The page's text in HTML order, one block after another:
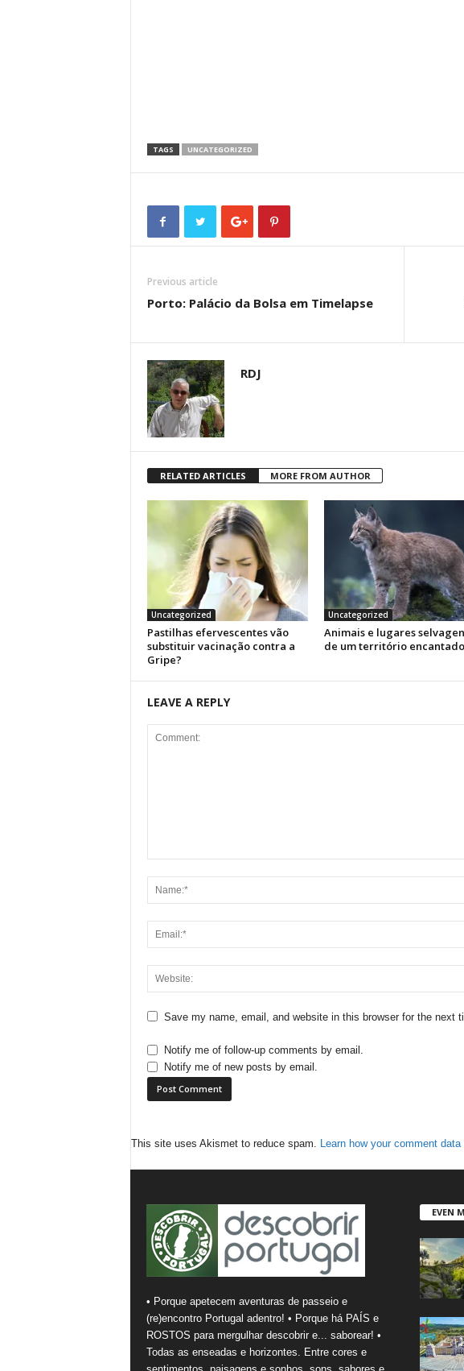
TAGS UNCATEGORIZED
Previous article
Porto: Palácio da Bolsa em Timelapse
RDJ
RELATED ARTICLES MORE FROM AUTHOR
Uncategorized
Pastilhas efervescentes vão
substituir vacinação contra a
Gripe?
Uncategorized
Animais e lugares
de um território encantado
LEAVE A REPLY
Save my name, email, and website in this browser for the next
Notify me of follow-up comments by email.
Notify me of new posts by email.
This site uses Akismet to reduce spam. Learn how your comment
• Porque apetecem aventuras de passeio e
(re)encontro Portugal adentro! • Porque há PAÍS e
ROSTOS para mergulhar descobrir e... saborear! •
Todas as enseadas e horizontes. Entre cores e
EVEN